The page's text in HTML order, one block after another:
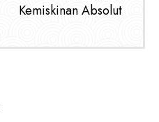
Kemiskinan Absolut